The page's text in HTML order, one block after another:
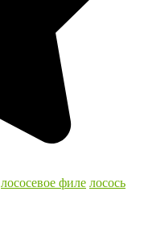
лососевое филе лосось